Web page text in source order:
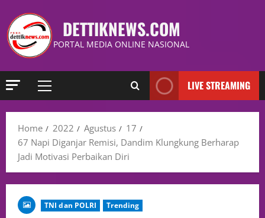
DETTIKNEWS.COM
PORTAL MEDIA ONLINE NASIONAL
LIVE STREAMING
Home 2022 Agustus
17
67 Napi Diganjar Remisi, Dandim Klungkung Berharap
Jadi Motivasi Perbaikan Diri
TNI dan POLRI Trending